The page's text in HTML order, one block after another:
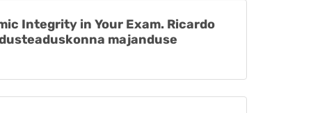
Integrity in Your Exam. Ricardo
majanduse